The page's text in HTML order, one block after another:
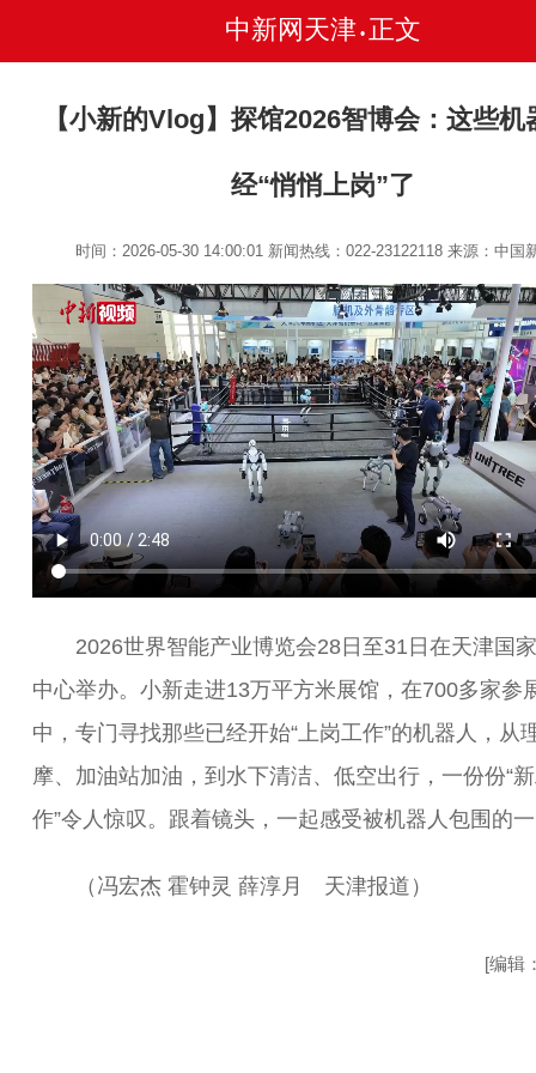
中新网天津 • 正文
【小新的Vlog】探馆2026智博会：这些机
经“悄悄上岗”了
时间：2026-05-30 14:00:01 新闻热线：022-23122118来源：中国
2026世界智能产业博览会28日至31日在天津国
中心举办。小新走进13万平方米展馆，在700多家参
中，专门寻找那些已经开始“上岗工作”的机器人，从
摩、加油站加油，到水下清洁、低空出行，一份份“
作”令人惊叹。跟着镜头，一起感受被机器人包围的
（冯宏杰 霍钟灵 薛淳月 天津报道）
[编辑